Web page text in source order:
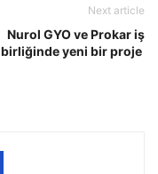
Next article
Nurol GYO ve Prokar iş
birliğinde yeni bir proje